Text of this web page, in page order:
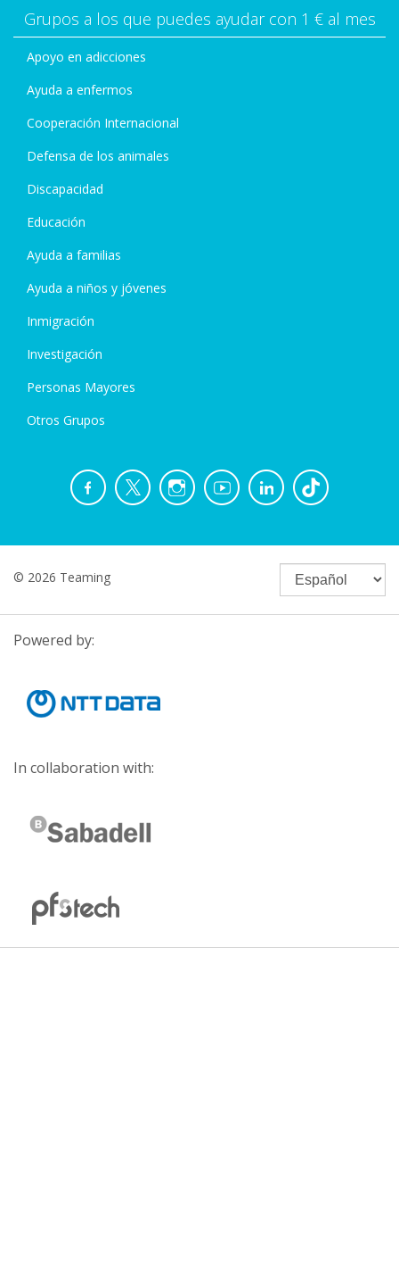
Grupos a los que puedes ayudar con 1 € al mes
Apoyo en adicciones
Ayuda a enfermos
Cooperación Internacional
Defensa de los animales
Discapacidad
Educación
Ayuda a familias
Ayuda a niños y jóvenes
Inmigración
Investigación
Personas Mayores
Otros Grupos
© 2026 Teaming
Powered by:
In collaboration with: